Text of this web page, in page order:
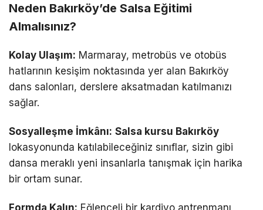
Neden Bakırköy’de Salsa Eğitimi
Almalısınız?
Kolay Ulaşım: Marmaray, metrobüs ve otobüs
hatlarının kesişim noktasında yer alan Bakırköy
dans salonları, derslere aksatmadan katılmanızı
sağlar.
Sosyalleşme İmkânı: Salsa kursu Bakırköy
lokasyonunda katılabileceğiniz sınıflar, sizin gibi
dansa meraklı yeni insanlarla tanışmak için harika
bir ortam sunar.
Formda Kalın: Eğlenceli bir kardiyo antrenmanı